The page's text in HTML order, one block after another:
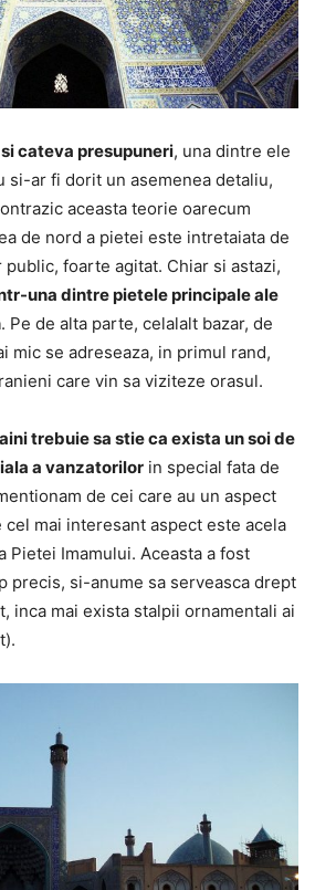
cateva presupuneri, una dintre ele
si-ar fi dorit un asemenea detaliu,
aceasta teorie oarecum
de nord a pietei este intretaiata de
foarte agitat. Chiar si astazi,
una dintre pietele principale ale
. Pe de alta parte, celalalt bazar, de
mic se adreseaza, in primul rand,
care vin sa viziteze orasul.
trebuie sa stie ca exista un soi de
a vanzatorilor in special fata de
de cei care au un aspect
mai interesant aspect este acela
Pietei Imamului. Aceasta a fost
precis, si-anume sa serveasca drept
inca mai exista stalpii ornamentali ai